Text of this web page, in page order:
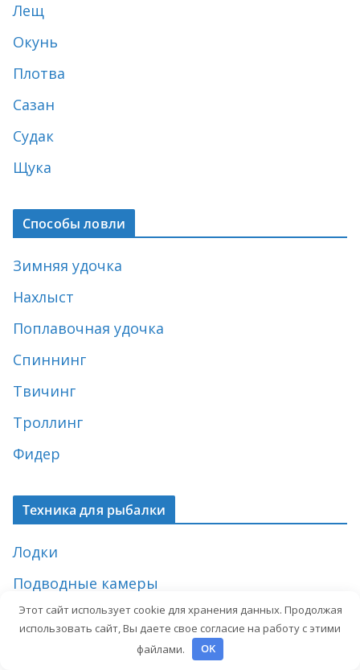
Лещ
Окунь
Плотва
Сазан
Судак
Щука
Способы ловли
Зимняя удочка
Нахлыст
Поплавочная удочка
Спиннинг
Твичинг
Троллинг
Фидер
Техника для рыбалки
Лодки
Подводные камеры
Спецодежда
Этот сайт использует cookie для хранения данных. Продолжая
использовать сайт, Вы даете свое согласие на работу с этими
файлами.
OK